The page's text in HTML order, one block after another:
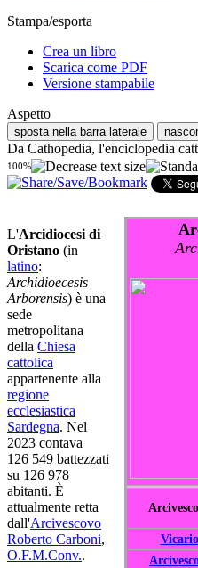
Stampa/esporta
Crea un libro
Scarica come PDF
Versione stampabile
Aspetto
sposta nella barra laterale
Da Cathopedia, l'enciclopedia
100%
Vicario
L'Arcidiocesi di
Oristano (in
latino:
Archidioecesis
Arborensis) è una
sede
metropolitana
della Chiesa
cattolica
appartenente alla
regione
ecclesiastica
Sardegna. Nel
2023 contava
126 549 battezzati
su 126 978
abitanti. È
attualmente retta
dall'Arcivescovo
Roberto Carboni,
O.F.M.Conv..